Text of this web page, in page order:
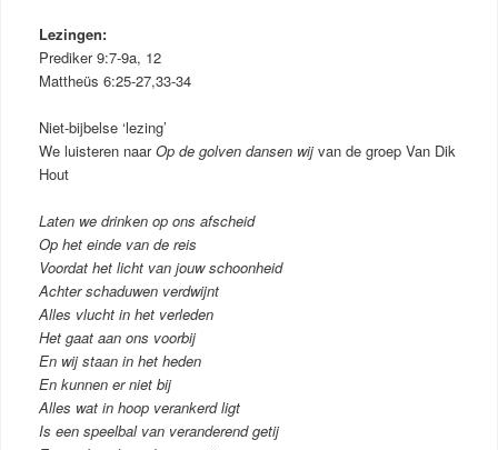
Lezingen:
Prediker 9:7-9a, 12
Mattheüs 6:25-27,33-34
Niet-bijbelse ‘lezing’
We luisteren naarOp de golven dansen wijvan de groep Van Dik
Hout
Laten we drinken op ons afscheid
Op het einde van de reis
Voordat het licht van jouw schoonheid
Achter schaduwen verdwijnt
Alles vlucht in het verleden
Het gaat aan ons voorbij
En wij staan in het heden
En kunnen er niet bij
Alles wat in hoop verankerd ligt
Is een speelbal van veranderend getij